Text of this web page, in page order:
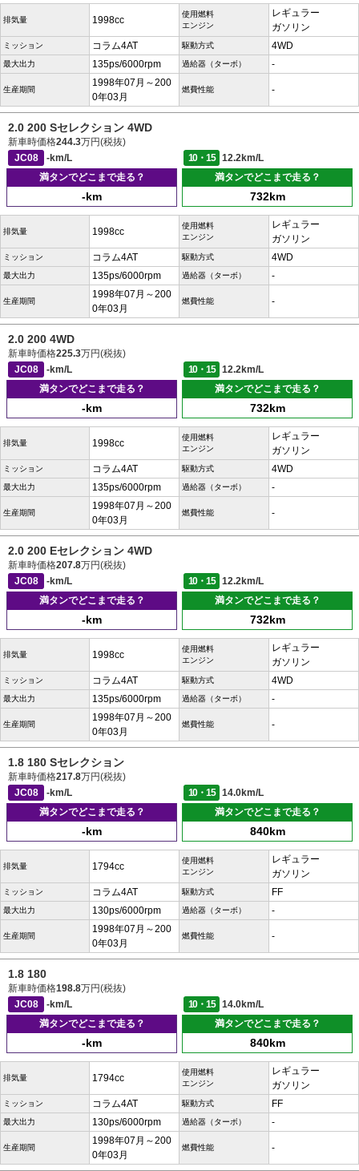
排気量 1998cc
使用燃料
エンジン
レギュラー
ガソリン
ミッション コラム4AT 駆動方式 4WD
最大出力 135ps/6000rpm 過給器（ターボ） -
生産期間
1998年07月～200
0年03月
燃費性能 -
2.0 200 Sセレクション 4WD
新車時価格244.3万円(税抜)
JC08
-km/L 10・15
12.2km/L
満タンでどこまで走る？
-km
満タンでどこまで走る？
732km
排気量 1998cc
使用燃料
エンジン
レギュラー
ガソリン
ミッション コラム4AT 駆動方式 4WD
最大出力 135ps/6000rpm 過給器（ターボ） -
生産期間
1998年07月～200
0年03月
燃費性能 -
2.0 200 4WD
新車時価格225.3万円(税抜)
JC08
-km/L 10・15
12.2km/L
満タンでどこまで走る？
-km
満タンでどこまで走る？
732km
排気量 1998cc
使用燃料
エンジン
レギュラー
ガソリン
ミッション コラム4AT 駆動方式 4WD
最大出力 135ps/6000rpm 過給器（ターボ） -
生産期間
1998年07月～200
0年03月
燃費性能 -
2.0 200 Eセレクション 4WD
新車時価格207.8万円(税抜)
JC08
-km/L 10・15
12.2km/L
満タンでどこまで走る？
-km
満タンでどこまで走る？
732km
排気量 1998cc
使用燃料
エンジン
レギュラー
ガソリン
ミッション コラム4AT 駆動方式 4WD
最大出力 135ps/6000rpm 過給器（ターボ） -
生産期間
1998年07月～200
0年03月
燃費性能 -
1.8 180 Sセレクション
新車時価格217.8万円(税抜)
JC08
-km/L 10・15
14.0km/L
満タンでどこまで走る？
-km
満タンでどこまで走る？
840km
排気量 1794cc
使用燃料
エンジン
レギュラー
ガソリン
ミッション コラム4AT 駆動方式 FF
最大出力 130ps/6000rpm 過給器（ターボ） -
生産期間
1998年07月～200
0年03月
燃費性能 -
1.8 180
新車時価格198.8万円(税抜)
JC08
-km/L 10・15
14.0km/L
満タンでどこまで走る？
-km
満タンでどこまで走る？
840km
排気量 1794cc
使用燃料
エンジン
レギュラー
ガソリン
ミッション コラム4AT 駆動方式 FF
最大出力 130ps/6000rpm 過給器（ターボ） -
生産期間
1998年07月～200
0年03月
燃費性能 -